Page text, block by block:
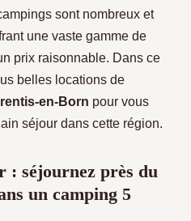
sont nombreux et
une vaste gamme de
prix raisonnable. Dans ce
belles locations de
en-Born pour vous
séjour dans cette région.
séjournez près du
un camping 5